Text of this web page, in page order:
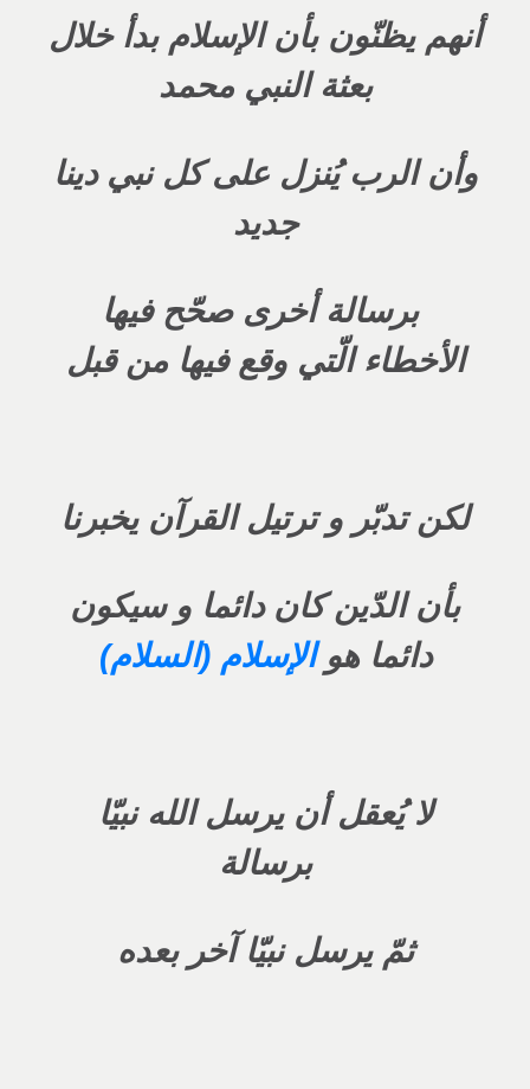
أنهم يظنّون بأن الإسلام بدأ خلال
بعثة النبي محمد
وأن الرب يُنزل على كل نبي دينا
جديد
برسالة أخرى صحّح فيها
الأخطاء الّتي وقع فيها من قبل
لكن تدبّر و ترتيل القرآن يخبرنا
بأن الدّين كان دائما و سيكون
دائما هوالإسلام (السلام)
لا يُعقل أن يرسل الله نبيّا
برسالة
ثمّ يرسل نبيّا آخر بعده